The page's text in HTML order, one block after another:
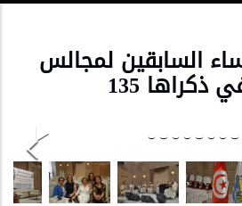
السابقين لمجالس
135